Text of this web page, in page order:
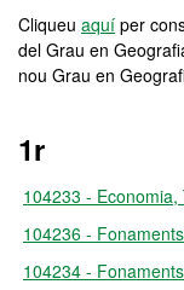
Cliqueu aquí per
del Grau en
nou Grau en
1r
104233 -
104236 -
104234 -